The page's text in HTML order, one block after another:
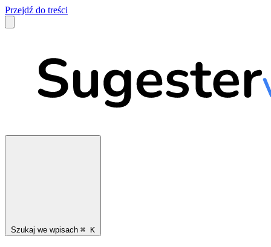
Przejdź do treści
Szukaj we wpisach ⌘ K